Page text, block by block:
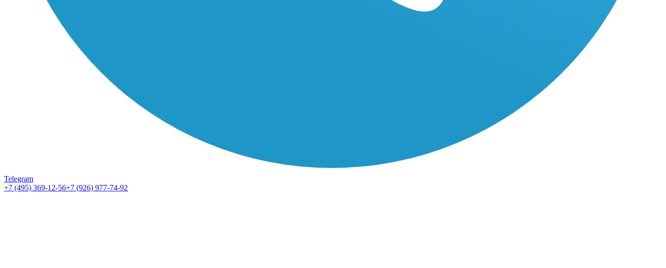
Telegram
+7 (495) 369-12-56+7 (926) 977-74-92